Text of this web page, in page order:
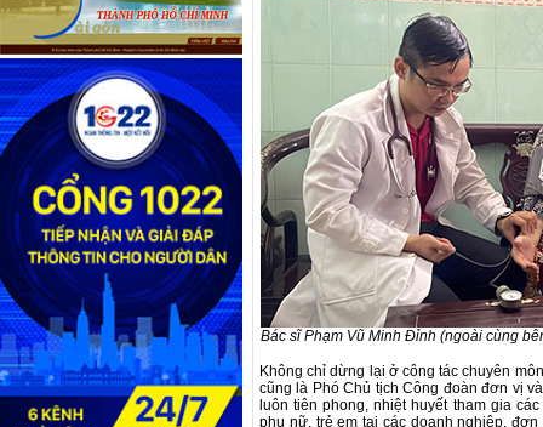
Bác sĩ Phạm Vũ Minh Đỉnh (ngoài cùng
Không chỉ dừng lại ở công tác chuyên
cũng là Phó Chủ tịch Công đoàn đơn vị
luôn tiên phong, nhiệt huyết tham gia
phụ nữ, trẻ em tại các doanh nghiệp,